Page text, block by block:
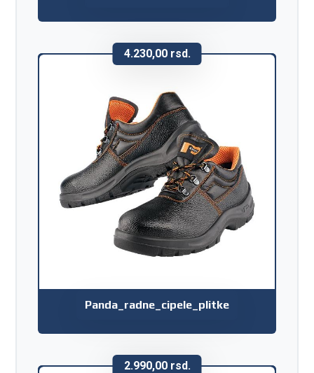
Panda_radne_cipele_plitke
4.230,00 rsd.
2.990,00 rsd.